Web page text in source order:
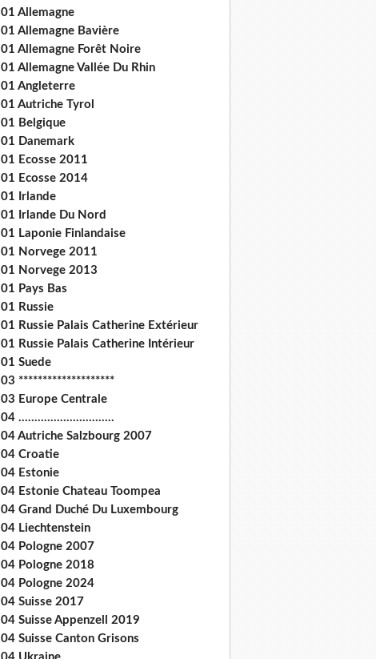
01 Allemagne
01 Allemagne Bavière
01 Allemagne Forêt Noire
01 Allemagne Vallée Du Rhin
01 Angleterre
01 Autriche Tyrol
01 Belgique
01 Danemark
01 Ecosse 2011
01 Ecosse 2014
01 Irlande
01 Irlande Du Nord
01 Laponie Finlandaise
01 Norvege 2011
01 Norvege 2013
01 Pays Bas
01 Russie
01 Russie Palais Catherine Extérieur
01 Russie Palais Catherine Intérieur
01 Suede
03 ********************
03 Europe Centrale
04 ..............................
04 Autriche Salzbourg 2007
04 Croatie
04 Estonie
04 Estonie Chateau Toompea
04 Grand Duché Du Luxembourg
04 Liechtenstein
04 Pologne 2007
04 Pologne 2018
04 Pologne 2024
04 Suisse 2017
04 Suisse Appenzell 2019
04 Suisse Canton Grisons